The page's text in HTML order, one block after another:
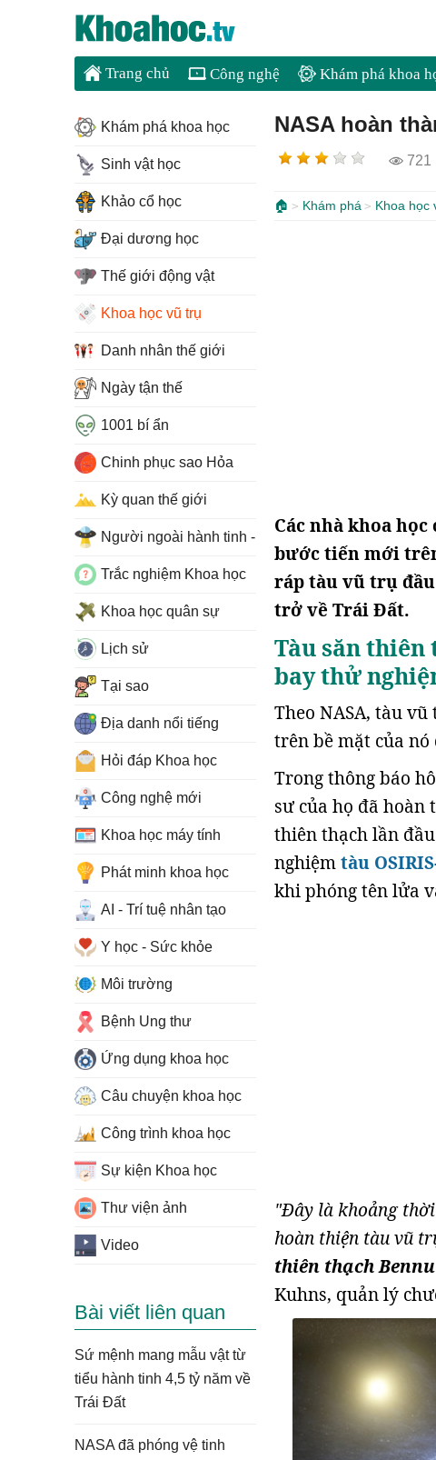
Trang chủ Công nghệ Khám phá khoa
NASA hoàn
721
🏠 Khám phá Khoa học
Các nhà khoa
bước tiến mới
ráp tàu vũ trụ
trở về Trái Đất.
Tàu săn thiên
bay thử
Theo NASA, tàu
trên bề mặt của nó
Trong thông báo
sư của họ đã
thiên thạch lần
nghiệmtàu
khi phóng tên lửa
"Đây là khoảng
hoàn thiện tàu vũ
thiên thạch Bennu
Kuhns, quản lý
Khám phá khoa học
Sinh vật học
Khảo cổ học
Đại dương học
Thế giới động vật
Khoa học vũ trụ
Danh nhân thế giới
Ngày tận thế
1001 bí ẩn
Chinh phục sao Hỏa
Kỳ quan thế giới
Người ngoài hành tinh - UFO
Trắc nghiệm Khoa học
Khoa học quân sự
Lịch sử
Tại sao
Địa danh nổi tiếng
Hỏi đáp Khoa học
Công nghệ mới
Khoa học máy tính
Phát minh khoa học
AI - Trí tuệ nhân tạo
Y học - Sức khỏe
Môi trường
Bệnh Ung thư
Ứng dụng khoa học
Câu chuyện khoa học
Công trình khoa học
Sự kiện Khoa học
Thư viện ảnh
Video
Bài viết liên quan
Sứ mệnh mang mẫu vật từ
tiểu hành tinh 4,5 tỷ năm về
Trái Đất
NASA đã phóng vệ tinh